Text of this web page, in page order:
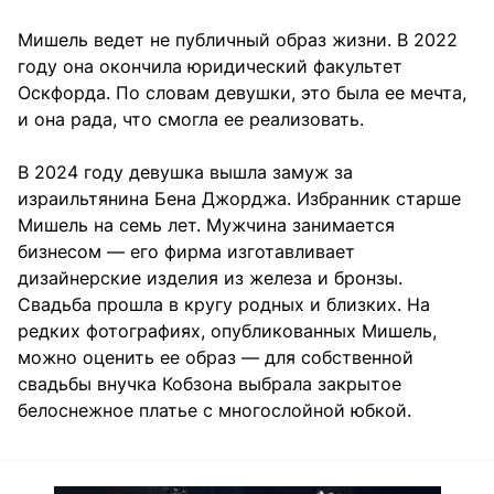
Мишель ведет не публичный образ жизни. В 2022
году она окончила юридический факультет
Оскфорда. По словам девушки, это была ее мечта,
и она рада, что смогла ее реализовать.
В 2024 году девушка вышла замуж за
израильтянина Бена Джорджа. Избранник старше
Мишель на семь лет. Мужчина занимается
бизнесом — его фирма изготавливает
дизайнерские изделия из железа и бронзы.
Свадьба прошла в кругу родных и близких. На
редких фотографиях, опубликованных Мишель,
можно оценить ее образ — для собственной
свадьбы внучка Кобзона выбрала закрытое
белоснежное платье с многослойной юбкой.